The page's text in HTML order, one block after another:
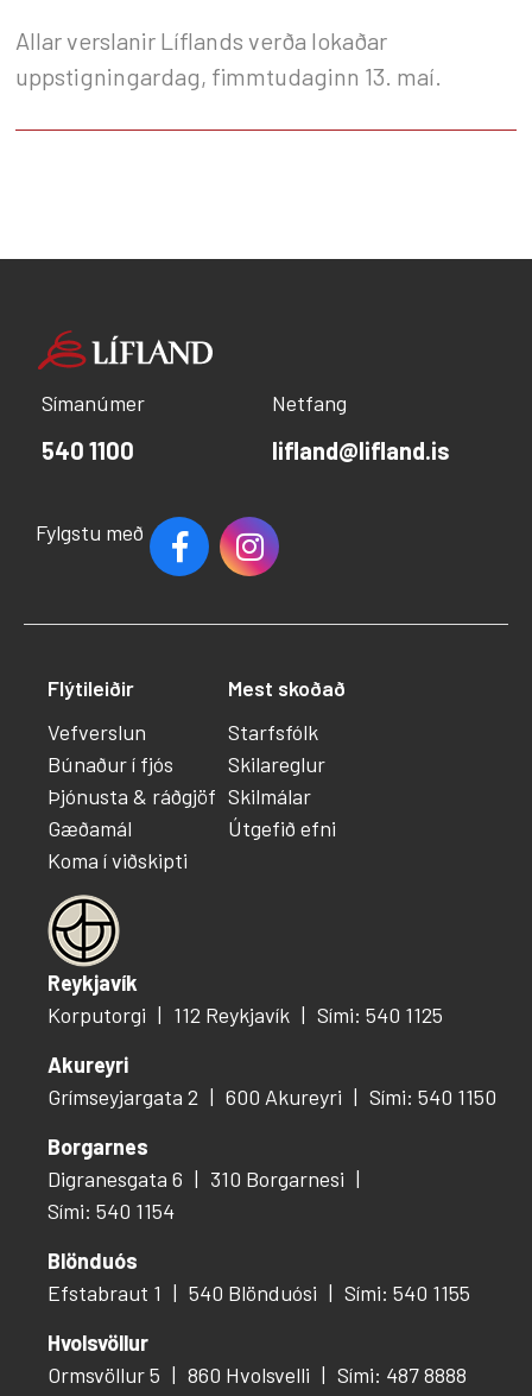
Allar verslanir Líflands verða lokaðar
uppstigningardag, fimmtudaginn 13. maí.
Símanúmer
540 1100
Netfang
lifland@lifland.is
Fylgstu með
Reykjavík
Korputorgi
112 Reykjavík
Sími: 540 1125
Akureyri
Grímseyjargata 2
600 Akureyri
Sími: 540 1150
Borgarnes
Digranesgata 6
310 Borgarnesi
Sími: 540 1154
Blönduós
Efstabraut 1
540 Blönduósi
Sími: 540 1155
Hvolsvöllur
Ormsvöllur 5
860 Hvolsvelli Sími: 487 8888
Flýtileiðir
Vefverslun
Búnaður í fjós
Þjónusta & ráðgjöf
Gæðamál
Koma í viðskipti
Mest skoðað
Starfsfólk
Skilareglur
Skilmálar
Útgefið efni